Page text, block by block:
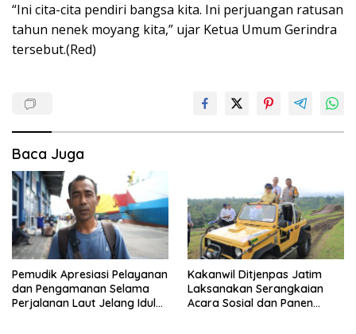
“Ini cita-cita pendiri bangsa kita. Ini perjuangan ratusan
tahun nenek moyang kita,” ujar Ketua Umum Gerindra
tersebut.(Red)
Baca Juga
Pemudik Apresiasi Pelayanan
dan Pengamanan Selama
Perjalanan Laut Jelang Idul
Kakanwil Ditjenpas Jatim
Laksanakan Serangkaian
Acara Sosial dan Panen